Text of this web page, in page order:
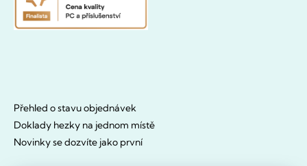
Přehled o stavu objednávek
Doklady hezky na jednom místě
Novinky se dozvíte jako první